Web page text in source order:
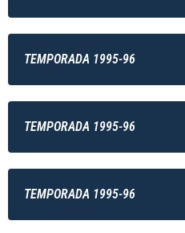
TEMPORADA 1995-96
TEMPORADA 1995-96
TEMPORADA 1995-96